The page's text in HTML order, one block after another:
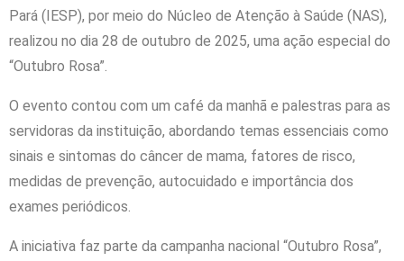
Pará (IESP), por meio do Núcleo de Atenção à Saúde (NAS),
realizou no dia 28 de outubro de 2025, uma ação especial do
“Outubro Rosa”.
O evento contou com um café da manhã e palestras para as
servidoras da instituição, abordando temas essenciais como
sinais e sintomas do câncer de mama, fatores de risco,
medidas de prevenção, autocuidado e importância dos
exames periódicos.
A iniciativa faz parte da campanha nacional “Outubro Rosa”,